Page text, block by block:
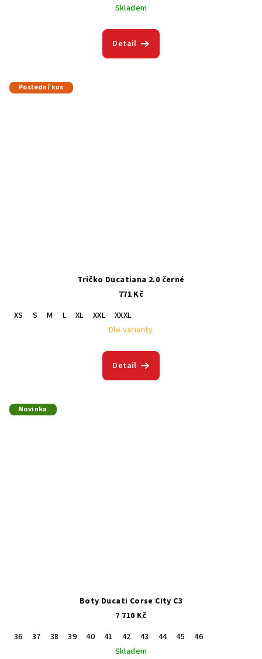
Skladem
Detail
Poslední kus
Tričko Ducatiana 2.0 černé
771 Kč
XS
S M L XL XXL
XXXL
Dle varianty
Detail
Novinka
Boty Ducati Corse City C3
7 710 Kč
36
37 38 39 40 41 42 43 44 45
46
Skladem